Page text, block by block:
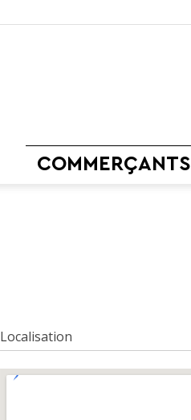
COMMERÇANTS
Localisation